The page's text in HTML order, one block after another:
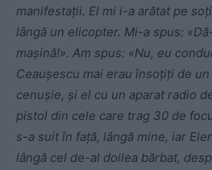
manifestaţii. El mi i-a arătat pe
lângă un elicopter. Mi-a spus:
maşină!». Am spus: «Nu, eu
Ceauşescu mai erau însoţiţi de
cenuşie, şi el cu un aparat radio
pistol din cele care trag 30 de
s-a suit în faţă, lângă mine, iar
lângă cel de-al doilea bărbat,